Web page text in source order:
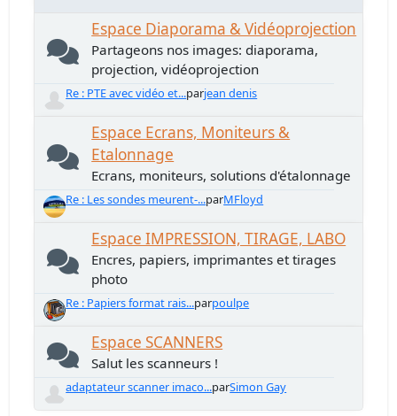
Espace Diaporama & Vidéoprojection
Partageons nos images: diaporama,
projection, vidéoprojection
Re : PTE avec vidéo et...parjean denis
Espace Ecrans, Moniteurs &
Etalonnage
Ecrans, moniteurs, solutions d'étalonnage
Re : Les sondes meurent-...parMFloyd
Espace IMPRESSION, TIRAGE, LABO
Encres, papiers, imprimantes et tirages
photo
Re : Papiers format rais...parpoulpe
Espace SCANNERS
Salut les scanneurs !
adaptateur scanner imaco...parSimon Gay